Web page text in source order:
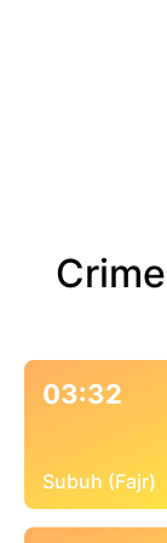
03:32
Subuh (Fajr)